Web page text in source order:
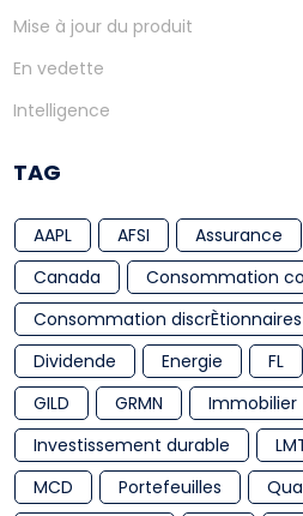
Mise à jour du produit
En vedette
Intelligence
TAG
AAPL AFSI Assurance
Canada
Consommation
Consommation discrÈtionnaires
Dividende
Energie FL
GILD
GRMN Immobilier
Investissement durable
MCD
Portefeuilles